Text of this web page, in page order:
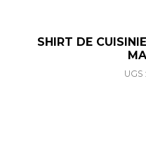
SHIRT DE
UGS